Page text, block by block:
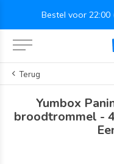
Lekvrij
Terug
Yumbox
broodtrommel -